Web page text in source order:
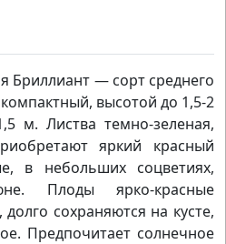
Бриллиант — сорт среднего
высотой до 1,5-2
м. Листва темно-зеленая,
яркий красный
в небольших соцветиях,
Плоды ярко-красные
сохраняются на кусте,
Предпочитает солнечное